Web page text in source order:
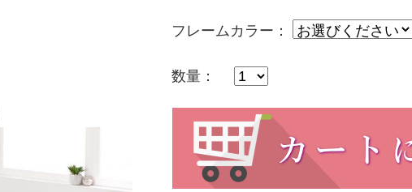
フレームカラー：
数量：